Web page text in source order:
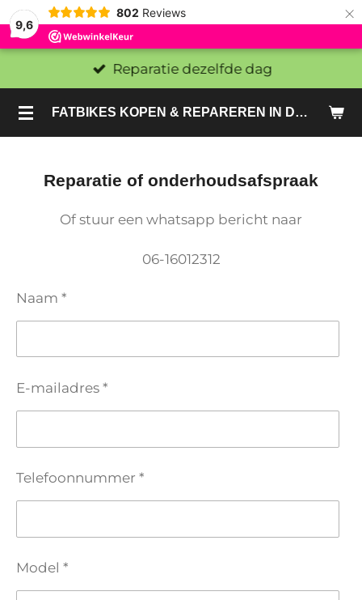
9,6
802 Reviews ×
FATBIKES KOPEN & REPAREREN IN DEN HAAG EN ZOETERMEER - SACHE BIKES
Reparatie dezelfde dag
Reparatie of onderhoudsafspraak
Of stuur een whatsapp bericht naar
06-16012312
Naam *
E-mailadres *
Telefoonnummer *
Model *